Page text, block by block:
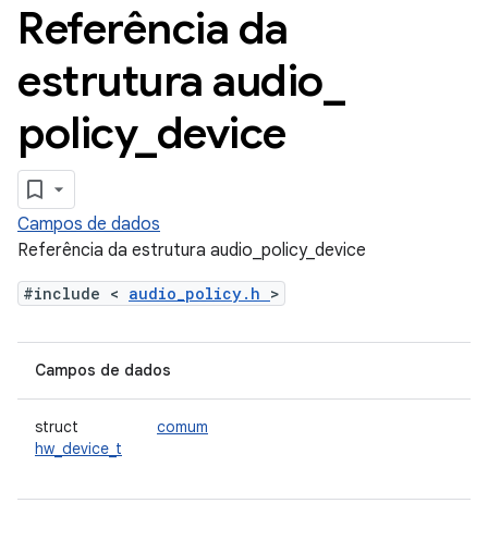
Referência da
estrutura audio
policy_ device
Campos de dados
Referência da estrutura audio_policy_device
#include < audio_policy.h >
Campos de dados
struct
hw_device_t
comum